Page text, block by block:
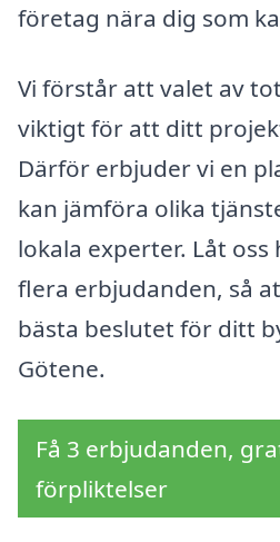
företag nära dig som
Vi förstår att valet av
viktigt för att ditt
Därför erbjuder vi en
kan jämföra olika
lokala experter. Låt oss
flera erbjudanden, så
bästa beslutet för ditt
Götene.
Få 3 erbjudanden,
förpliktelser